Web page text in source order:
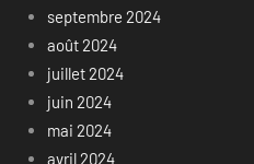
septembre 2024
août 2024
juillet 2024
juin 2024
mai 2024
avril 2024